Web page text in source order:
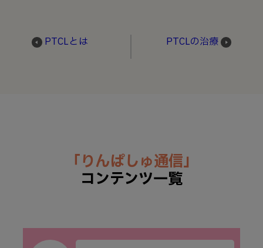
PTCLとは PTCLの治療
「りんぱしゅ通信」
コンテンツ一覧